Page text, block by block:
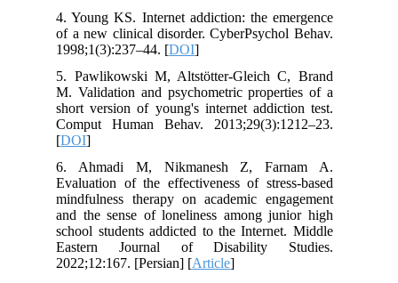
4. Young KS. Internet addiction: the emergence
of a new clinical disorder. CyberPsychol Behav.
1998;1(3):237–44. [DOI
5. Pawlikowski M, Altstötter-Gleich C, Brand
M. Validation and psychometric properties of a
short version of young's internet addiction test.
Comput Human Behav. 2013;29(3):1212–23.
[DOI
6. Ahmadi M, Nikmanesh Z, Farnam A.
Evaluation of the effectiveness of stress-based
mindfulness therapy on academic engagement
and the sense of loneliness among junior high
school students addicted to the Internet. Middle
Eastern Journal of Disability Studies.
2022;12:167. [Persian] [Article